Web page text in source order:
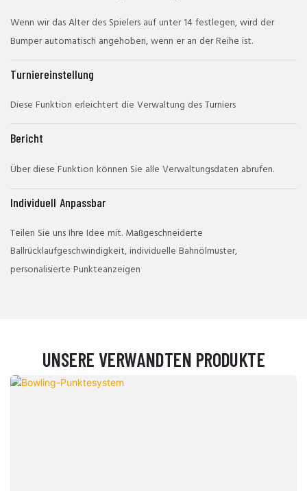
Wenn wir das Alter des Spielers auf unter 14 festlegen, wird der
Bumper automatisch angehoben, wenn er an der Reihe ist.
Turniereinstellung
Diese Funktion erleichtert die Verwaltung des Turniers
Bericht
Über diese Funktion können Sie alle Verwaltungsdaten abrufen.
Individuell Anpassbar
Teilen Sie uns Ihre Idee mit. Maßgeschneiderte
Ballrücklaufgeschwindigkeit, individuelle Bahnölmuster,
personalisierte Punkteanzeigen
UNSERE VERWANDTEN PRODUKTE